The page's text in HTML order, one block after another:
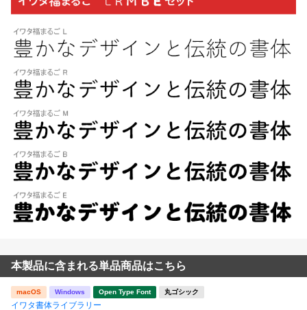
本製品に含まれる単品商品はこちら
macOS Windows Open Type Font 丸ゴシック
イワタ書体ライブラリー